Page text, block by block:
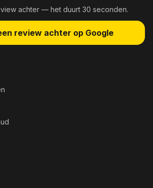
achter — het duurt 30 seconden.
review achter op Google